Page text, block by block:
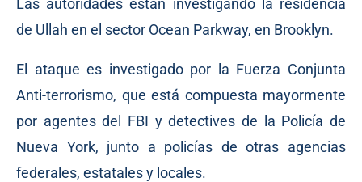
de Ullah en el sector Ocean Parkway, en Brooklyn.
El ataque es investigado por la Fuerza Conjunta
Anti-terrorismo, que está compuesta mayormente
por agentes del FBI y detectives de la Policía de
Nueva York, junto a policías de otras agencias
federales, estatales y locales.